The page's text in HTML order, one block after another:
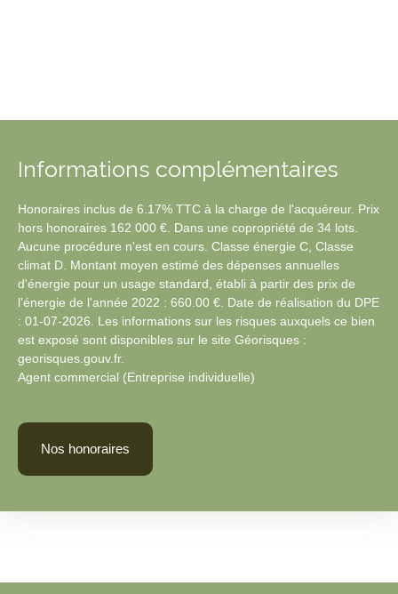
Informations complémentaires
Honoraires inclus de 6.17% TTC à la charge de l'acquéreur. Prix
hors honoraires 162 000 €. Dans une copropriété de 34 lots.
Aucune procédure n'est en cours. Classe énergie C, Classe
climat D. Montant moyen estimé des dépenses annuelles
d'énergie pour un usage standard, établi à partir des prix de
l'énergie de l'année 2022 : 660.00 €. Date de réalisation du DPE
: 01-07-2026. Les informations sur les risques auxquels ce bien
est exposé sont disponibles sur le site Géorisques :
georisques.gouv.fr.
Agent commercial (Entreprise individuelle)
Nos honoraires